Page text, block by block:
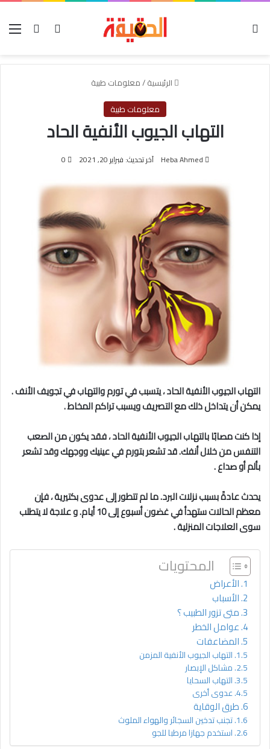
بحث عنتسجيل
الرئيسية/معلومات طبية
معلومات طبية
التهاب الجيوب الأنفية الحاد
Heba Ahmed آخر تحديث: فبراير 20, 2021 0
التهاب الجيوب الأنفية الحاد ، يتسبب في تورم والتهاب في تجويف الأنف .
يمكن أن يتداخل ذلك مع التصريف ويسبب تراكم المخاط .
إذا كنت مصابًا بالتهاب الجيوب الأنفية الحاد ، فقد يكون من الصعب
التنفس من خلال أنفك. قد تشعر بتورم في عينيك ووجهك وقد تشعر
بألم أو صداع .
يحدث عادةً بسبب نزلات البرد. ما لم تتطور إلى عدوى بكتيرية ، فإن
معظم الحالات ستهدأ في غضون أسبوع إلى 10 أيام. و
علاجة لا يتطلب
سوى العلاجات المنزلية .
المحتويات
الأعراض
الأسباب
متى تزور الطبيب ؟
عوامل الخطر
المضاعفات
التهاب الجيوب الأنفية المزمن
مشاكل الإبصار
التهاب السحايا
عدوى أخرى
طرق الوقاية
تجنب تدخين السجائر والهواء الملوث
استخدم جهازا مرطبا للجو